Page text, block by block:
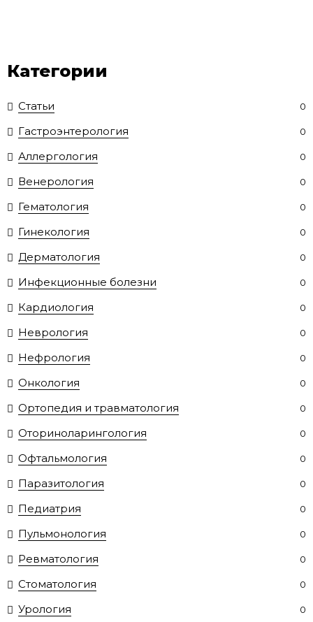
Категории
Статьи 0
Гастроэнтерология 0
Аллергология 0
Венерология 0
Гематология 0
Гинекология 0
Дерматология 0
Инфекционные болезни 0
Кардиология 0
Неврология 0
Нефрология 0
Онкология 0
Ортопедия и травматология 0
Оториноларингология 0
Офтальмология 0
Паразитология 0
Педиатрия 0
Пульмонология 0
Ревматология 0
Стоматология 0
Урология 0